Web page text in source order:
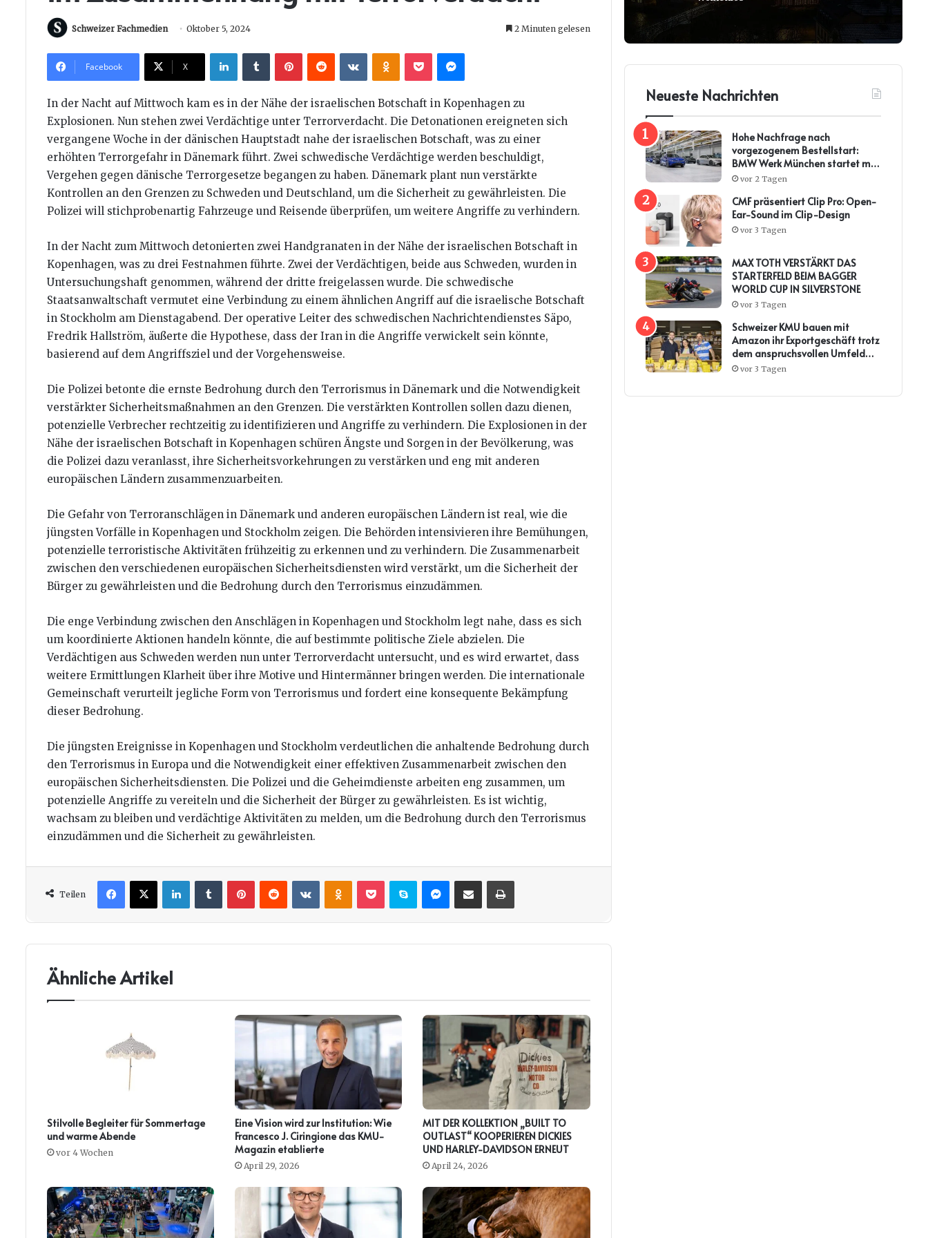
Schweizer Fachmedien Oktober 5, 2024 2 Minuten gelesen
Facebook X
LinkedInTumblrPinterestRedditVKontakteOdnoklassniki
PocketMessenger
In der Nacht auf Mittwoch kam es in der Nähe der israelischen Botschaft in Kopenhagen zu
Explosionen. Nun stehen zwei Verdächtige unter Terrorverdacht. Die Detonationen ereigneten sich
vergangene Woche in der dänischen Hauptstadt nahe der israelischen Botschaft, was zu einer
erhöhten Terrorgefahr in Dänemark führt. Zwei schwedische Verdächtige werden beschuldigt,
Vergehen gegen dänische Terrorgesetze begangen zu haben. Dänemark plant nun verstärkte
Kontrollen an den Grenzen zu Schweden und Deutschland, um die Sicherheit zu gewährleisten. Die
Polizei will stichprobenartig Fahrzeuge und Reisende überprüfen, um weitere Angriffe zu verhindern.
In der Nacht zum Mittwoch detonierten zwei Handgranaten in der Nähe der israelischen Botschaft in
Kopenhagen, was zu drei Festnahmen führte. Zwei der Verdächtigen, beide aus Schweden, wurden in
Untersuchungshaft genommen, während der dritte freigelassen wurde. Die schwedische
Staatsanwaltschaft vermutet eine Verbindung zu einem ähnlichen Angriff auf die israelische Botschaft
in Stockholm am Dienstagabend. Der operative Leiter des schwedischen Nachrichtendienstes Säpo,
Fredrik Hallström, äußerte die Hypothese, dass der Iran in die Angriffe verwickelt sein könnte,
basierend auf dem Angriffsziel und der Vorgehensweise.
Die Polizei betonte die ernste Bedrohung durch den Terrorismus in Dänemark und die Notwendigkeit
verstärkter Sicherheitsmaßnahmen an den Grenzen. Die verstärkten Kontrollen sollen dazu dienen,
potenzielle Verbrecher rechtzeitig zu identifizieren und Angriffe zu verhindern. Die Explosionen in der
Nähe der israelischen Botschaft in Kopenhagen schüren Ängste und Sorgen in der Bevölkerung, was
die Polizei dazu veranlasst, ihre Sicherheitsvorkehrungen zu verstärken und eng mit anderen
europäischen Ländern zusammenzuarbeiten.
Die Gefahr von Terroranschlägen in Dänemark und anderen europäischen Ländern ist real, wie die
jüngsten Vorfälle in Kopenhagen und Stockholm zeigen. Die Behörden intensivieren ihre Bemühungen,
potenzielle terroristische Aktivitäten frühzeitig zu erkennen und zu verhindern. Die Zusammenarbeit
zwischen den verschiedenen europäischen Sicherheitsdiensten wird verstärkt, um die Sicherheit der
Bürger zu gewährleisten und die Bedrohung durch den Terrorismus einzudämmen.
Die enge Verbindung zwischen den Anschlägen in Kopenhagen und Stockholm legt nahe, dass es sich
um koordinierte Aktionen handeln könnte, die auf bestimmte politische Ziele abzielen. Die
Verdächtigen aus Schweden werden nun unter Terrorverdacht untersucht, und es wird erwartet, dass
weitere Ermittlungen Klarheit über ihre Motive und Hintermänner bringen werden. Die internationale
Gemeinschaft verurteilt jegliche Form von Terrorismus und fordert eine konsequente Bekämpfung
dieser Bedrohung.
Die jüngsten Ereignisse in Kopenhagen und Stockholm verdeutlichen die anhaltende Bedrohung durch
den Terrorismus in Europa und die Notwendigkeit einer effektiven Zusammenarbeit zwischen den
europäischen Sicherheitsdiensten. Die Polizei und die Geheimdienste arbeiten eng zusammen, um
potenzielle Angriffe zu vereiteln und die Sicherheit der Bürger zu gewährleisten. Es ist wichtig,
wachsam zu bleiben und verdächtige Aktivitäten zu melden, um die Bedrohung durch den Terrorismus
einzudämmen und die Sicherheit zu gewährleisten.
Teilen
Facebook
X LinkedInTumblrPinterestRedditVKontakteOdnoklassniki
PocketSkype Messenger
Teile per E-Mail Drucken
Ähnliche Artikel
Stilvolle Begleiter für Sommertage
und warme Abende
vor 4 Wochen
Eine Vision wird zur Institution: Wie
Francesco J. Ciringione das KMU-
Magazin etablierte
April 29, 2026
MIT DER KOLLEKTION „BUILT TO
OUTLAST“ KOOPERIEREN DICKIES
UND HARLEY-DAVIDSON ERNEUT
April 24, 2026
Neueste Nachrichten
Hohe Nachfrage nach
vorgezogenem Bestellstart:
BMW Werk München startet mit
steiler Anlaufkurve die
vor 2 Tagen
CMF präsentiert Clip Pro: Open-
Ear-Sound im Clip-Design
vor 3 Tagen
MAX TOTH VERSTÄRKT DAS
STARTERFELD BEIM BAGGER
WORLD CUP IN SILVERSTONE
vor 3 Tagen
Schweizer KMU bauen mit
Amazon ihr Exportgeschäft trotz
dem anspruchsvollen Umfeld
weiter aus
vor 3 Tagen